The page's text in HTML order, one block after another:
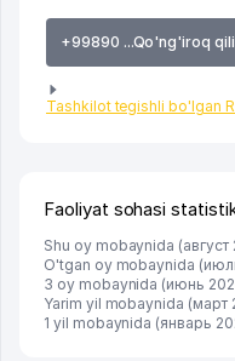
+99890 ...Qo'ng'iroq
Tashkilot tegishli bo'lgan
Faoliyat sohasi
Shu oy mobaynida (август
O'tgan oy mobaynida
3 oy mobaynida (июнь
Yarim yil mobaynida (март
1 yil mobaynida (январь